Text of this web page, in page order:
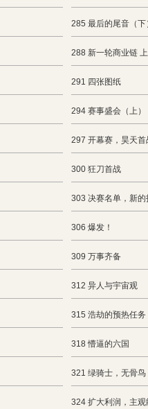
285 最后的尾音（下
288 新一轮商业链
291 四张图纸
294 赛事盛会（上）
297 开幕赛，昊天首
300 狂刀首战
303 决赛名单，新的
306 爆发！
309 万事齐备
312 异人与宇宙观
315 浩劫的预热任务
318 懵逼的六国
321 绿骑士，无骨鸟
324 扩大利润，主观